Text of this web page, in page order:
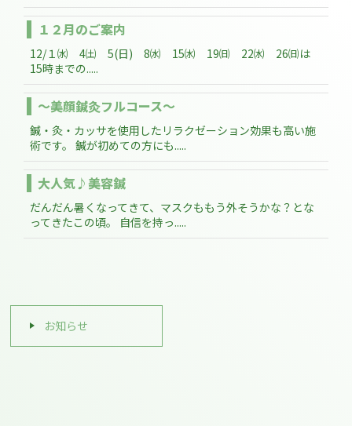
１２月のご案内
12/１㈬ 4㈯ 5(日) 8㈬ 15㈬ 19㈰ 22㈬ 26㈰は
15時までの.....
～美顔鍼灸フルコース～
鍼・灸・カッサを使用したリラクゼーション効果も高い施
術です。 鍼が初めての方にも.....
大人気♪美容鍼
だんだん暑くなってきて、マスクももう外そうかな？とな
ってきたこの頃。 自信を持っ.....
お知らせ